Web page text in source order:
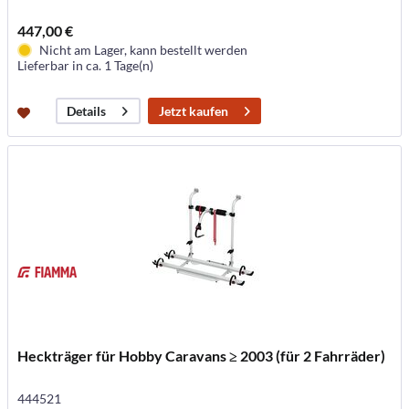
447,00 €
Nicht am Lager, kann bestellt werden
Lieferbar in ca. 1 Tage(n)
Details Jetzt kaufen
Heckträger für Hobby Caravans ≥ 2003 (für 2 Fahrräder)
444521